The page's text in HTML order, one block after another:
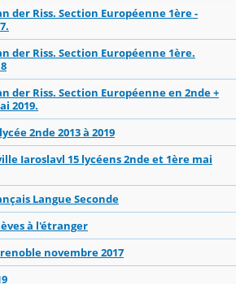
der Riss. Section Européenne 1ère -
der Riss. Section Européenne 1ère.
der Riss. Section Européenne en 2nde +
2019.
2nde 2013 à 2019
Iaroslavl 15 lycéens 2nde et 1ère mai
Langue Seconde
à l'étranger
novembre 2017